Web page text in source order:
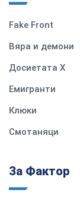
Fake Front
Вяра и демони
Досиетата Х
Емигранти
Клюки
Смотаняци
За Фактор